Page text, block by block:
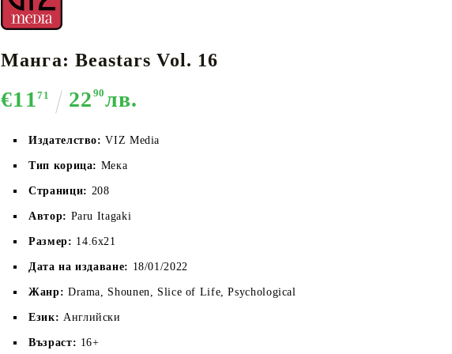
Манга: Beastars Vol. 16
€11 71 22 90лв.
Издателство: VIZ Media
Тип корица: Мека
Страници: 208
Автор: Paru Itagaki
Размер: 14.6x21
Дата на издаване: 18/01/2022
Жанр: Drama, Shounen, Slice of Life, Psychological
Език: Английски
Възраст: 16+